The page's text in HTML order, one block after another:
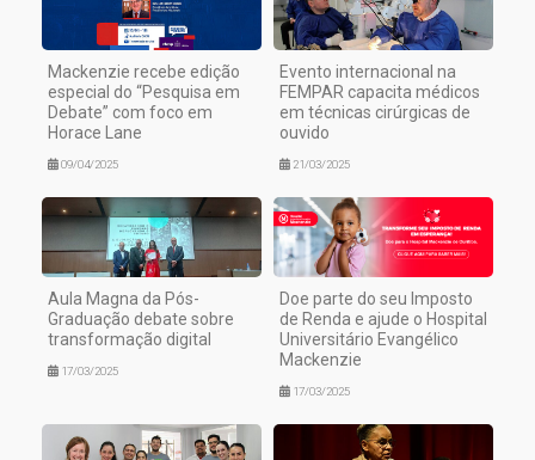
Mackenzie recebe edição
especial do “Pesquisa em
Debate” com foco em
Horace Lane
09/04/2025
Evento internacional na
FEMPAR capacita médicos
em técnicas cirúrgicas de
ouvido
21/03/2025
Aula Magna da Pós-
Graduação debate sobre
transformação digital
17/03/2025
Doe parte do seu Imposto
de Renda e ajude o Hospital
Universitário Evangélico
Mackenzie
17/03/2025